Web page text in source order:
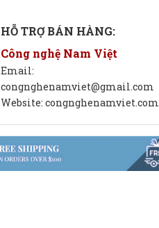
HỖ TRỢ BÁN HÀNG:
Công nghệ Nam Việt
Email:
congnghenamviet@gmail.com
Website: congnghenamviet.com